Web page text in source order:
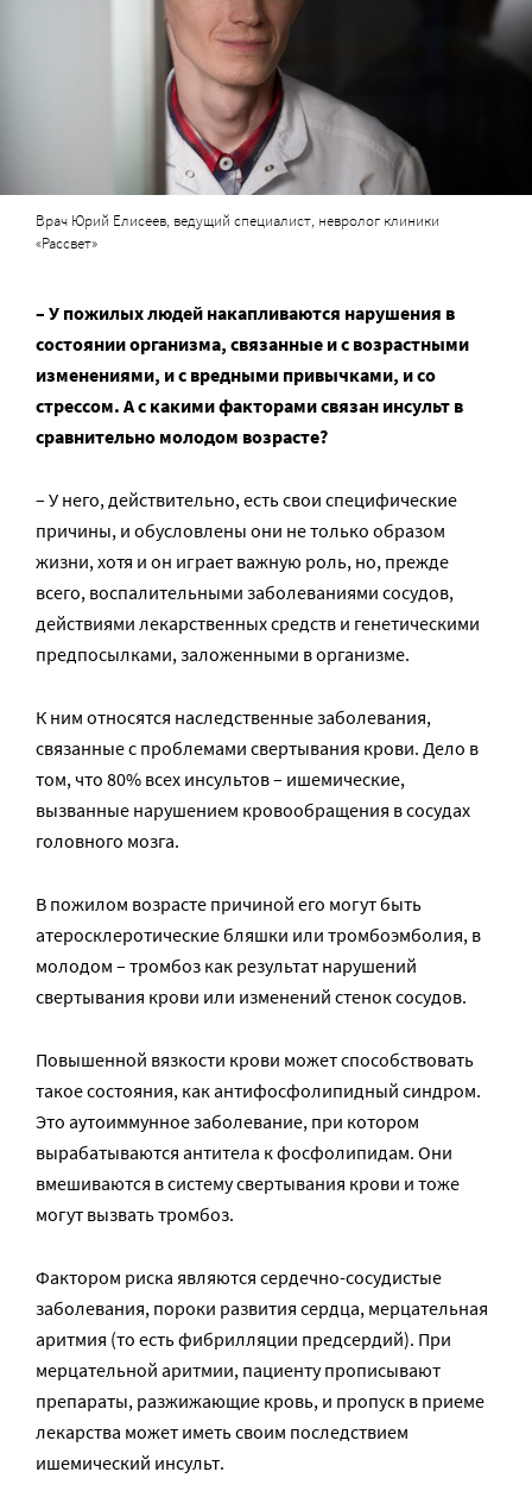
Врач Юрий Елисеев, ведущий специалист, невролог клиники
«Рассвет»
– У пожилых людей накапливаются нарушения в
состоянии организма, связанные и с возрастными
изменениями, и с вредными привычками, и со
стрессом. А с какими факторами связан инсульт в
сравнительно молодом возрасте?
– У него, действительно, есть свои специфические
причины, и обусловлены они не только образом
жизни, хотя и он играет важную роль, но, прежде
всего, воспалительными заболеваниями сосудов,
действиями лекарственных средств и генетическими
предпосылками, заложенными в организме.
К ним относятся наследственные заболевания,
связанные с проблемами свертывания крови. Дело в
том, что 80% всех инсультов – ишемические,
вызванные нарушением кровообращения в сосудах
головного мозга.
В пожилом возрасте причиной его могут быть
атеросклеротические бляшки или тромбоэмболия, в
молодом – тромбоз как результат нарушений
свертывания крови или изменений стенок сосудов.
Повышенной вязкости крови может способствовать
такое состояния, как антифосфолипидный синдром.
Это аутоиммунное заболевание, при котором
вырабатываются антитела к фосфолипидам. Они
вмешиваются в систему свертывания крови и тоже
могут вызвать тромбоз.
Фактором риска являются сердечно-сосудистые
заболевания, пороки развития сердца, мерцательная
аритмия (то есть фибрилляции предсердий). При
мерцательной аритмии, пациенту прописывают
препараты, разжижающие кровь, и пропуск в приеме
лекарства может иметь своим последствием
ишемический инсульт.